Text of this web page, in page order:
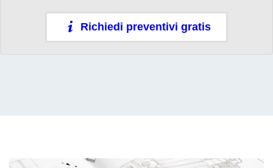
Richiedi preventivi gratis